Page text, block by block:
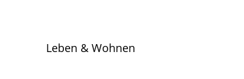
Leben & Wohnen